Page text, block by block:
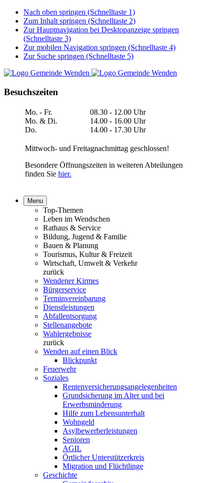
Nach oben springen (Schnelltaste 1)
Zum Inhalt springen (Schnelltaste 2)
Zur Hauptnavigation bei Desktopanzeige springen
(Schnelltaste 3)
Zur mobilen Navigation springen (Schnelltaste 4)
Zur Suche springen (Schnelltaste 5)
Besuchszeiten
Mo. - Fr.
Mo. & Di.
Do.
08.30 - 12.00 Uhr
14.00 - 16.00 Uhr
14.00 - 17.30 Uhr
Mittwoch- und Freitagnachmittag geschlossen!
Besondere Öffnungszeiten in weiteren Abteilungen
finden Sie hier.
Menu
Top-Themen
Leben im Wendschen
Rathaus & Service
Bildung, Jugend & Familie
Bauen & Planung
Tourismus, Kultur & Freizeit
Wirtschaft, Umwelt & Verkehr
zurück
Wendener Kirmes
Bürgerservice
Terminvereinbarung
Dienstleistungen
Abfallentsorgung
Stellenangebote
Wahlergebnisse
zurück
Wenden auf einen Blick
Blickpunkt
Feuerwehr
Soziales
Rentenversicherungsangelegenheiten
Grundsicherung im Alter und bei
Erwerbsminderung
Hilfe zum Lebensunterhalt
Wohngeld
Asylbewerberleistungen
Senioren
AGIL
Örtlicher Unterstützerkreis
Migration und Flüchtlinge
Geschichte